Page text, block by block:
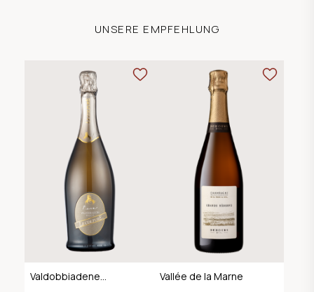
UNSERE EMPFEHLUNG
Valdobbiadene
Vallée de la Marne